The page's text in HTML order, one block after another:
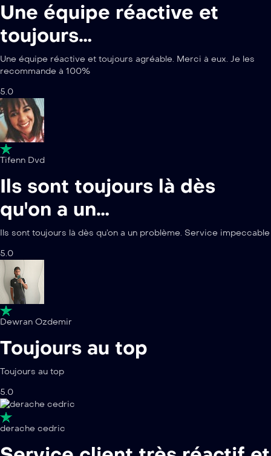
Une équipe réactive et
toujours…
Une équipe réactive et toujours agréable. Merci à eux. Je les
recommande à 100%
5.0
Tifenn Dvd
Ils sont toujours là dès
qu'on a un…
Ils sont toujours là dès qu’on a un problème. Service impeccable
5.0
Dewran Ozdemir
Toujours au top
Toujours au top
5.0
derache cedric